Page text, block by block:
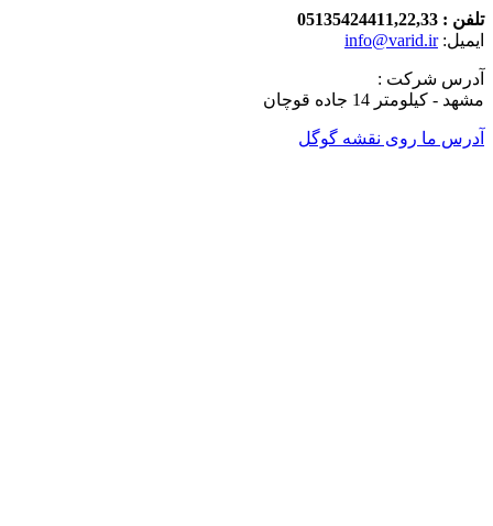
تلفن : 05135424411,22,33
ایمیل:info@varid.ir
آدرس شرکت :
مشهد - کیلومتر 14 جاده قوچان
آدرس ما روی نقشه گوگل